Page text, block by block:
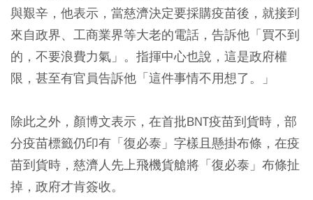
與艱辛，他表示，當慈濟決定要採購疫苗後，就接到
來自政界、工商業界等大老的電話，告訴他「買不到
的，不要浪費力氣」。指揮中心也說，這是政府權
限，甚至有官員告訴他「這件事情不用想了。」
除此之外，顏博文表示，在首批BNT疫苗到貨時，部
分疫苗標籤仍印有「復必泰」字樣且懸掛布條，在疫
苗到貨時，慈濟人先上飛機貨艙將「復必泰」布條扯
掉，政府才肯簽收。